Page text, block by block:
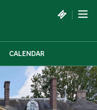
|
CALENDAR